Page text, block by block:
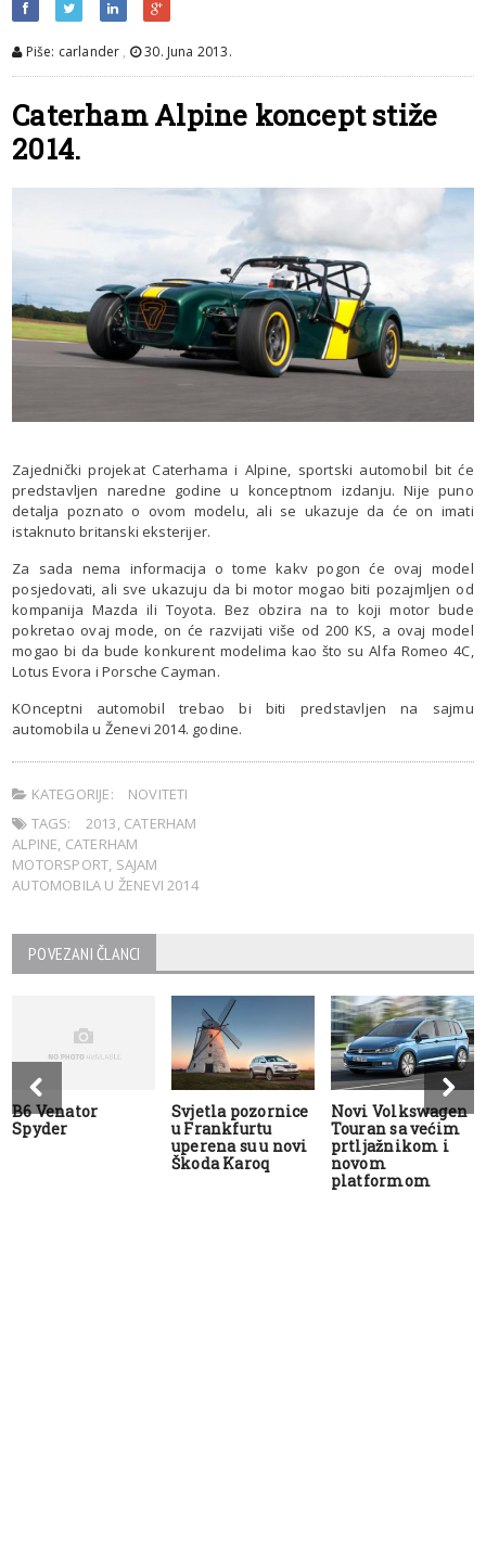
Piše: carlander , 30. Juna 2013.
Caterham Alpine koncept stiže
2014.
Zajednički projekat Caterhama i Alpine, sportski automobil bit će
predstavljen naredne godine u konceptnom izdanju. Nije puno
detalja poznato o ovom modelu, ali se ukazuje da će on imati
istaknuto britanski eksterijer.
Za sada nema informacija o tome kakv pogon će ovaj model
posjedovati, ali sve ukazuju da bi motor mogao biti pozajmljen od
kompanija Mazda ili Toyota. Bez obzira na to koji motor bude
pokretao ovaj mode, on će razvijati više od 200 KS, a ovaj model
mogao bi da bude konkurent modelima kao što su Alfa Romeo 4C,
Lotus Evora i Porsche Cayman.
KOnceptni automobil trebao bi biti predstavljen na sajmu
automobila u Ženevi 2014. godine.
KATEGORIJE:
NOVITETI
TAGS:
2013, CATERHAM
ALPINE, CATERHAM
MOTORSPORT, SAJAM
AUTOMOBILA U ŽENEVI 2014
POVEZANI ČLANCI
B6 Venator
Spyder
Svjetla pozornice
u Frankfurtu
uperena su u novi
Škoda Karoq
Novi Volkswagen
Touran sa većim
prtljažnikom i
novom
platformom